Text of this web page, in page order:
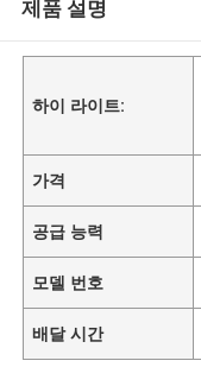
제품 설명
하이 라이트:
가격
공급 능력
모델 번호
배달 시간